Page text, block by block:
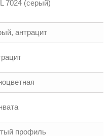
7024 (серый)
антрацит
профиль